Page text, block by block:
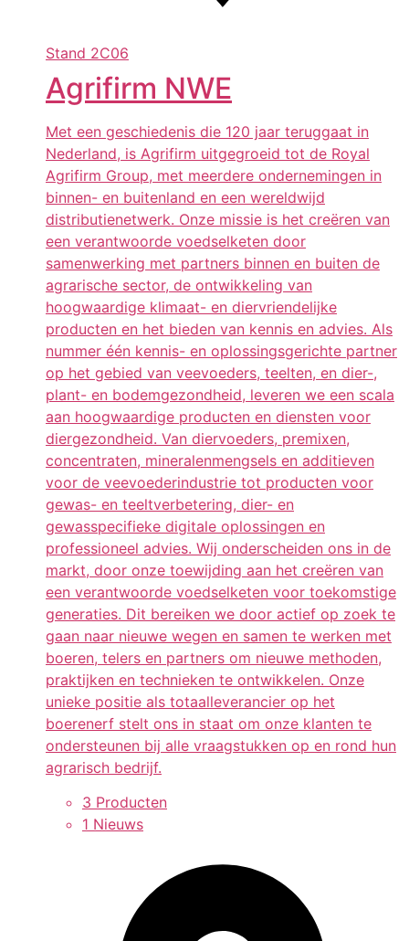
Stand 2C06
Agrifirm NWE
Met een geschiedenis die 120 jaar teruggaat in
Nederland, is Agrifirm uitgegroeid tot de Royal
Agrifirm Group, met meerdere ondernemingen in
binnen- en buitenland en een wereldwijd
distributienetwerk. Onze missie is het creëren van
een verantwoorde voedselketen door
samenwerking met partners binnen en buiten de
agrarische sector, de ontwikkeling van
hoogwaardige klimaat- en diervriendelijke
producten en het bieden van kennis en advies. Als
nummer één kennis- en oplossingsgerichte partner
op het gebied van veevoeders, teelten, en dier-,
plant- en bodemgezondheid, leveren we een scala
aan hoogwaardige producten en diensten voor
diergezondheid. Van diervoeders, premixen,
concentraten, mineralenmengsels en additieven
voor de veevoederindustrie tot producten voor
gewas- en teeltverbetering, dier- en
gewasspecifieke digitale oplossingen en
professioneel advies. Wij onderscheiden ons in de
markt, door onze toewijding aan het creëren van
een verantwoorde voedselketen voor toekomstige
generaties. Dit bereiken we door actief op zoek te
gaan naar nieuwe wegen en samen te werken met
boeren, telers en partners om nieuwe methoden,
praktijken en technieken te ontwikkelen. Onze
unieke positie als totaalleverancier op het
boerenerf stelt ons in staat om onze klanten te
ondersteunen bij alle vraagstukken op en rond hun
agrarisch bedrijf.
3 Producten
1 Nieuws